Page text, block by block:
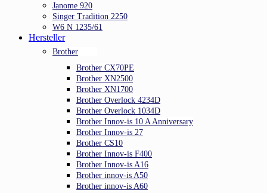
Janome 920
Singer Tradition 2250
W6 N 1235/61
Hersteller
Brother
Brother CX70PE
Brother XN2500
Brother XN1700
Brother Overlock 4234D
Brother Overlock 1034D
Brother Innov-is 10 A Anniversary
Brother Innov-is 27
Brother CS10
Brother Innov-is F400
Brother Innov-is A16
Brother innov-is A50
Brother innov-is A60